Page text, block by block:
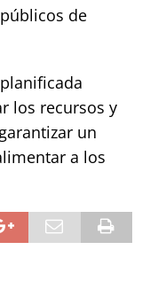
de
los recursos y
un
a los